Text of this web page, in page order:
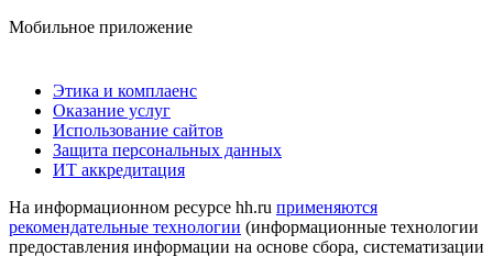
Мобильное приложение
Этика и комплаенс
Оказание услуг
Использование сайтов
Защита персональных данных
ИТ аккредитация
На информационном ресурсе hh.ru применяются
рекомендательные технологии (информационные технологии
предоставления информации на основе сбора, систематизации